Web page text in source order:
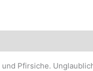
Pfirsiche.